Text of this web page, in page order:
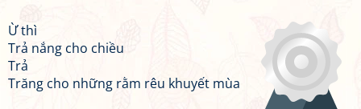
Ừ thì
Trả nắng cho chiều
Trả
Trăng cho những rằm rêu khuyết mùa